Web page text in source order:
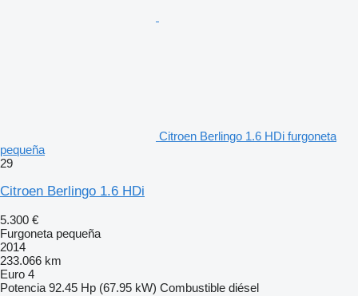
Citroen Berlingo 1.6 HDi furgoneta
pequeña
29
Citroen Berlingo 1.6 HDi
5.300 €
Furgoneta pequeña
2014
233.066 km
Euro 4
Potencia 92.45 Hp (67.95 kW) Combustible diésel